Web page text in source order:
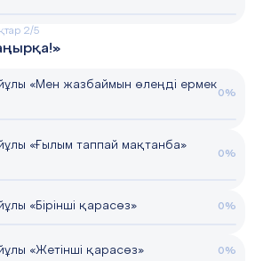
2/5
«Мен жазбаймын өлеңді ермек
0%
«Ғылым таппай мақтанба»
0%
«Бірінші қарасөз» 0%
«Жетінші қарасөз» 0%